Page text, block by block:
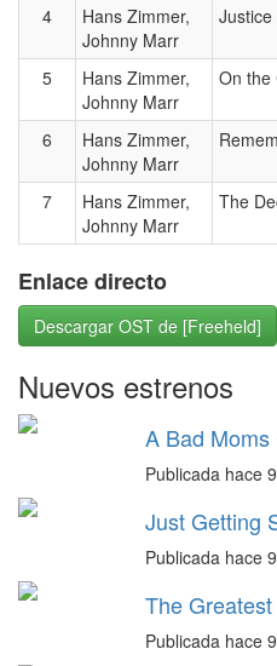
4
Hans Zimmer,
Johnny Marr
Justice
5
Hans Zimmer,
Johnny Marr
On the
6
Hans Zimmer,
Johnny Marr
7
Hans Zimmer,
Johnny Marr
The
Enlace directo
Descargar OST de [Freeheld]
Nuevos estrenos
A Bad
Publicada hace
Just Getting
Publicada hace
The
Publicada hace